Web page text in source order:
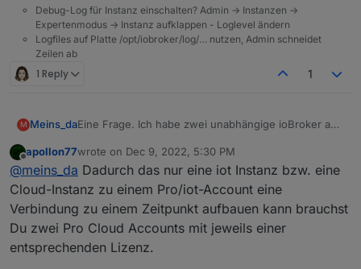
Debug-Log für Instanz einschalten? Admin -> Instanzen ->
Expertenmodus -> Instanz aufklappen - Loglevel ändern
Logfiles auf Platte /opt/iobroker/log/… nutzen, Admin schneidet
Zeilen ab
1 Reply 1
M Meins_daEine Frage. Ich habe zwei unabhängige ioBroker an
die LIzenz für Remote und vis zu kaufen?
Offline
apollon77wrote on Dec 9, 2022, 5:30 PM
last edited by
@meins_da Dadurch das nur eine iot Instanz bzw. eine
Cloud-Instanz zu einem Pro/iot-Account eine
Verbindung zu einem Zeitpunkt aufbauen kann brauchst
Du zwei Pro Cloud Accounts mit jeweils einer
entsprechenden Lizenz.